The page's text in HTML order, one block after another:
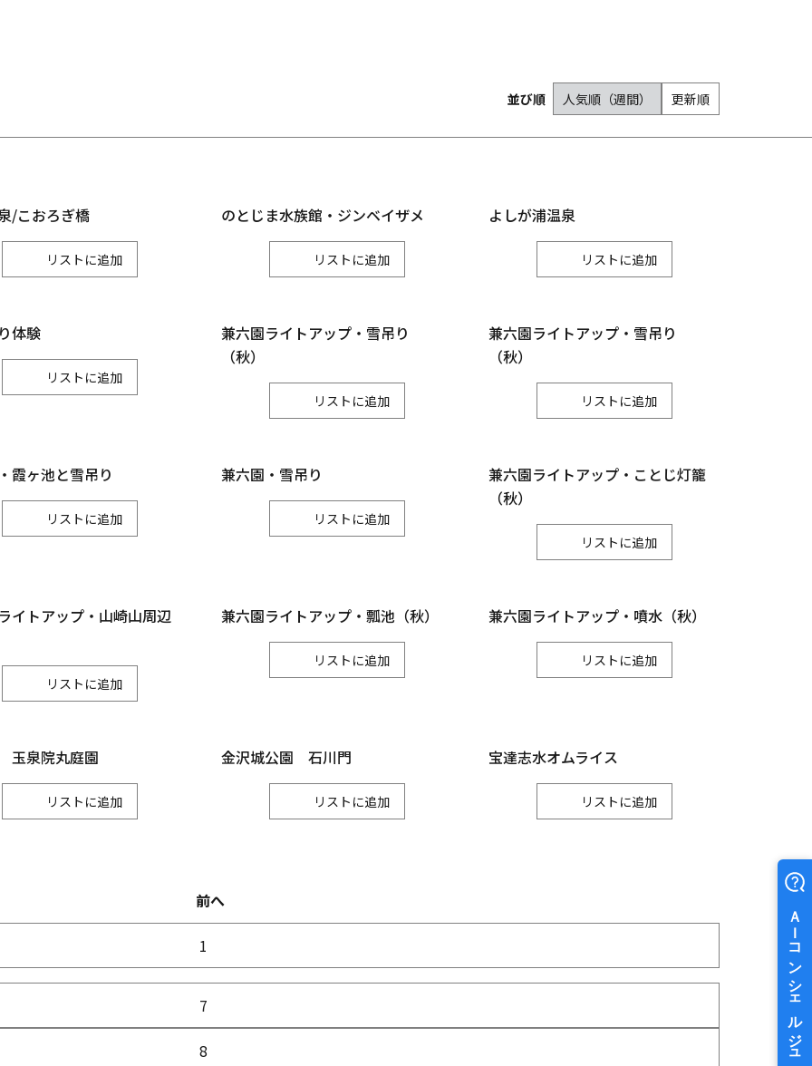
加賀
白山
11月 2月
並び順 人気順（週間） 更新順
/こおろぎ橋
リスト
のとじま水族館・ジンベイザメ
リスト
よしが浦温泉
リスト
体験
リスト
兼六園ライトアップ・雪吊り
（秋）
リスト
兼六園ライトアップ・雪吊り
（秋）
リスト
霞ヶ池と雪吊り
リスト
兼六園・雪吊り
リスト
兼六園ライトアップ・ことじ灯籠
（秋）
リスト
イトアップ・山崎山周辺
リスト
兼六園ライトアップ・瓢池（秋）
リスト
兼六園ライトアップ・噴水（秋）
リスト
泉院丸庭園
リスト
金沢城公園 石川門
リスト
宝達志水オムライス
リスト
前へ
1
7
8